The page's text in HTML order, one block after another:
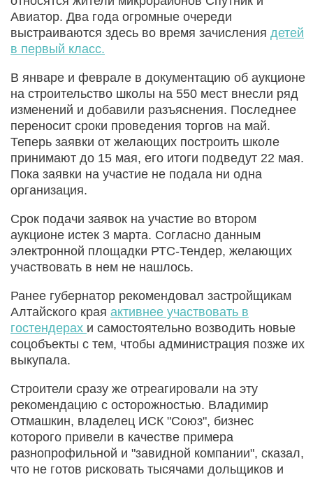
Авиатор. Два года огромные очереди
выстраиваются здесь во время зачисления детей
в первый класс.
В январе и феврале в документацию об аукционе
на строительство школы на 550 мест внесли ряд
изменений и добавили разъяснения. Последнее
переносит сроки проведения торгов на май.
Теперь заявки от желающих построить школе
принимают до 15 мая, его итоги подведут 22 мая.
Пока заявки на участие не подала ни одна
организация.
Срок подачи заявок на участие во втором
аукционе истек 3 марта. Согласно данным
электронной площадки РТС-Тендер, желающих
участвовать в нем не нашлось.
Ранее губернатор рекомендовал застройщикам
Алтайского края активнее участвовать в
гостендерах и самостоятельно возводить новые
соцобъекты с тем, чтобы администрация позже их
выкупала.
Строители сразу же отреагировали на эту
рекомендацию с осторожностью. Владимир
Отмашкин, владелец ИСК "Союз", бизнес
которого привели в качестве примера
разнопрофильной и "завидной компании", сказал,
что не готов рисковать тысячами дольщиков и